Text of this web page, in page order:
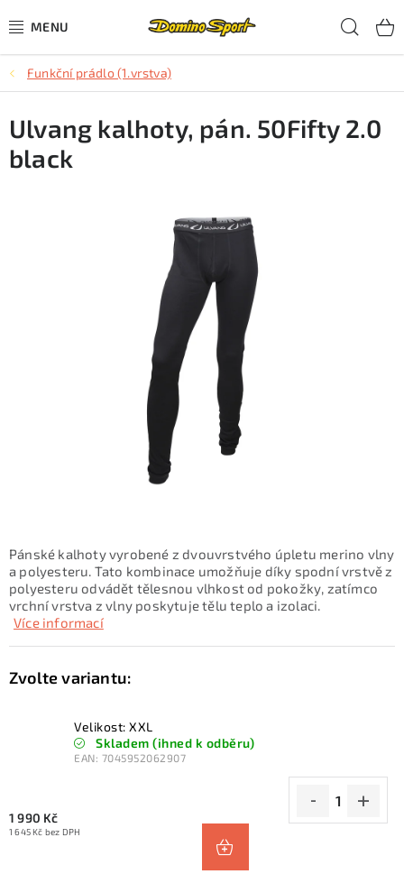
na
CYKLISTIKA
SJEZDOVÉ LYŽOVÁNÍ
SKIALPOVÉ LYŽOVÁNÍ
Funkční prádlo (1.vrstva)
Pánské kalhoty vyrobené z dvouvrstvého úpletu merino vlny
a polyesteru. Tato kombinace umožňuje díky spodní vrstvě z
polyesteru odvádět tělesnou vlhkost od pokožky, zatímco
vrchní vrstva z vlny poskytuje tělu teplo a izolaci.
Více informací
Velikost: XXL
Skladem (ihned k odběru)
EAN: 7045952062907
1 990 Kč
1 645 Kč bez DPH
Ulvang kalhoty, pán. 50Fifty 2.0
black